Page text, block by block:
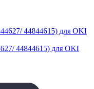
44844615) для OKI